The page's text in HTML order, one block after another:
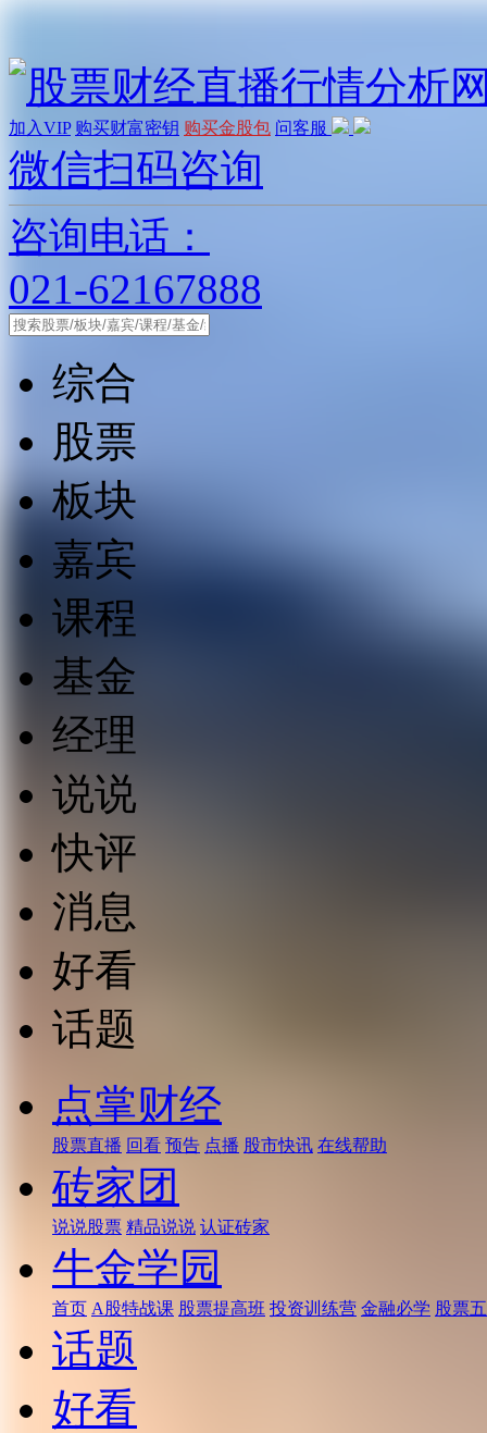
加入VIP 购买财富密钥 购买金股包 问客服
微信扫码咨询
咨询电话：
021-62167888
综合
股票
板块
嘉宾
课程
基金
经理
说说
快评
消息
好看
话题
点掌财经
股票直播 回看 预告 点播 股市快讯 在线帮助
砖家团
说说股票 精品说说 认证砖家
牛金学园
首页 A股特战课 股票提高班 投资训练营 金融必学 股票
话题
好看